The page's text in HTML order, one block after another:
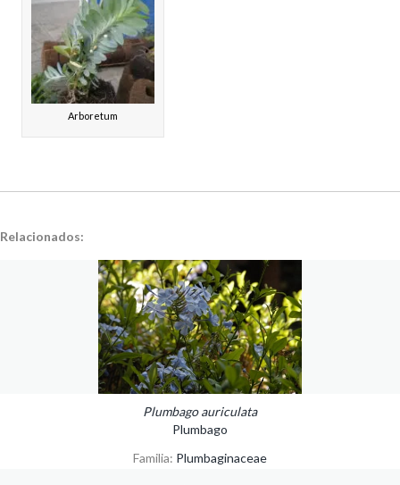
Arboretum
Relacionados:
Plumbago auriculata
Plumbago
Familia: Plumbaginaceae